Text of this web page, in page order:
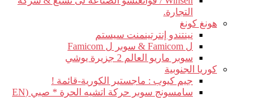
التجارة.
هونغ كونغ
نينتندو إنترتينمنت سيستم
ل Famicom & سوبر ل Famicom
سوبر ماريو العالم 2 جزيرة يوشي
كوريا الجنوبية
جيم كيوب : ماجستير الكورية-قائمة !
سامسونج سوبر حركة اتشيه الحرة * صبي (EN